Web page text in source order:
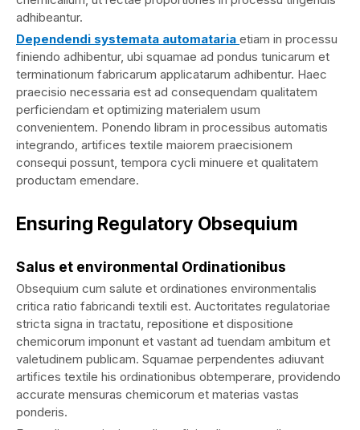
adhibeantur.
Dependendi systemata automataria etiam in processu
finiendo adhibentur, ubi squamae ad pondus tunicarum et
terminationum fabricarum applicatarum adhibentur. Haec
praecisio necessaria est ad consequendam qualitatem
perficiendam et optimizing materialem usum
convenientem. Ponendo libram in processibus automatis
integrando, artifices textile maiorem praecisionem
consequi possunt, tempora cycli minuere et qualitatem
productam emendare.
Ensuring Regulatory Obsequium
Salus et environmental Ordinationibus
Obsequium cum salute et ordinationes environmentalis
critica ratio fabricandi textili est. Auctoritates regulatoriae
stricta signa in tractatu, repositione et dispositione
chemicorum imponunt et vastant ad tuendam ambitum et
valetudinem publicam. Squamae perpendentes adiuvant
artifices textile his ordinationibus obtemperare, providendo
accurate mensuras chemicorum et materias vastas
ponderis.